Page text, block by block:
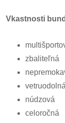
Vkastnosti
zbaliteľná
vetruodolná
núdzová
celoročná